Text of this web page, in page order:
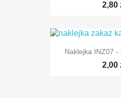
2,80
Naklejka INZ07 -
2,00